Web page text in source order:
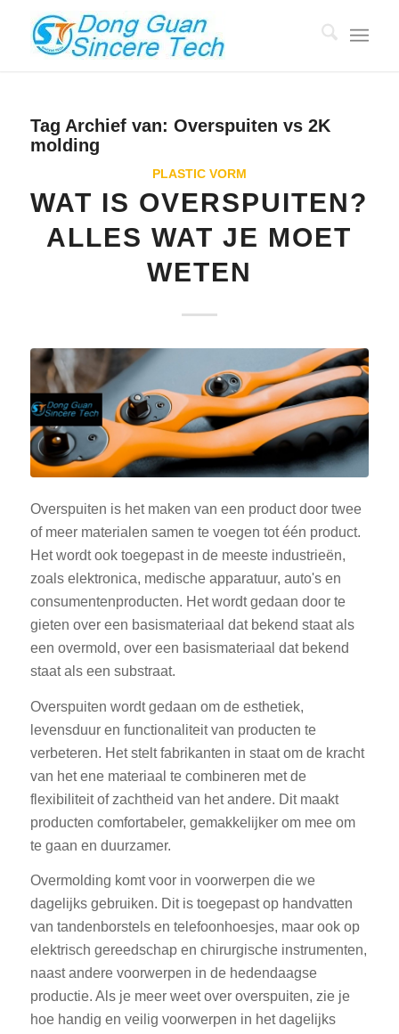
Tag Archief van: Overspuiten vs 2K
molding
PLASTIC VORM
WAT IS OVERSPUITEN?
ALLES WAT JE MOET
WETEN
Overspuiten is het maken van een product door twee
of meer materialen samen te voegen tot één product.
Het wordt ook toegepast in de meeste industrieën,
zoals elektronica, medische apparatuur, auto's en
consumentenproducten. Het wordt gedaan door te
gieten over een basismateriaal dat bekend staat als
een overmold, over een basismateriaal dat bekend
staat als een substraat.
Overspuiten wordt gedaan om de esthetiek,
levensduur en functionaliteit van producten te
verbeteren. Het stelt fabrikanten in staat om de kracht
van het ene materiaal te combineren met de
flexibiliteit of zachtheid van het andere. Dit maakt
producten comfortabeler, gemakkelijker om mee om
te gaan en duurzamer.
Overmolding komt voor in voorwerpen die we
dagelijks gebruiken. Dit is toegepast op handvatten
van tandenborstels en telefoonhoesjes, maar ook op
elektrisch gereedschap en chirurgische instrumenten,
naast andere voorwerpen in de hedendaagse
productie. Als je meer weet over overspuiten, zie je
hoe handig en veilig voorwerpen in het dagelijks